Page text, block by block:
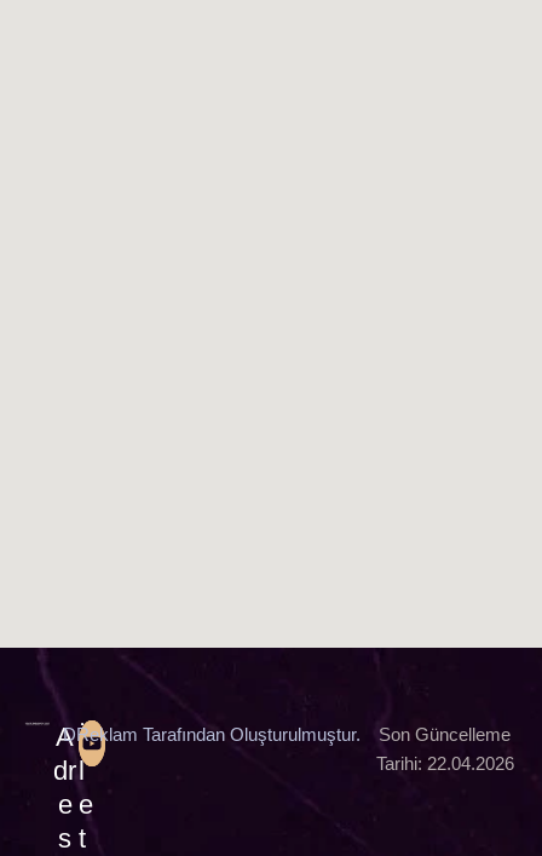
A
dr
e
s
İ
l
e
t
DReklam Tarafından Oluşturulmuştur.
Son Güncelleme
Tarihi: 22.04.2026